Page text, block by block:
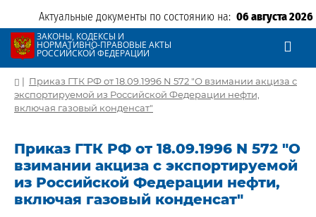
Актуальные документы по состоянию на: 06 августа 2026
ЗАКОНЫ, КОДЕКСЫ И
НОРМАТИВНО-ПРАВОВЫЕ АКТЫ
РОССИЙСКОЙ ФЕДЕРАЦИИ
| Приказ ГТК РФ от 18.09.1996 N 572 "О взимании акциза с
экспортируемой из Российской Федерации нефти,
включая газовый конденсат"
Приказ ГТК РФ от 18.09.1996 N 572 "О
взимании акциза с экспортируемой
из Российской Федерации нефти,
включая газовый конденсат"